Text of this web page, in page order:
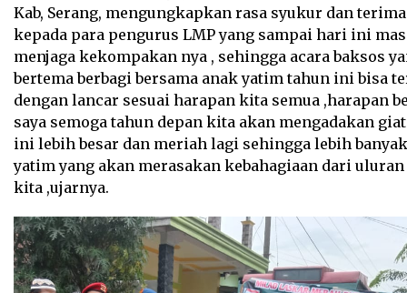
Kab, Serang, mengungkapkan rasa syukur dan
kepada para pengurus LMP yang sampai hari ini
menjaga kekompakan nya , sehingga acara baksos
bertema berbagi bersama anak yatim tahun ini bisa
dengan lancar sesuai harapan kita semua ,harapan
saya semoga tahun depan kita akan mengadakan
ini lebih besar dan meriah lagi sehingga lebih
yatim yang akan merasakan kebahagiaan dari
kita ,ujarnya.